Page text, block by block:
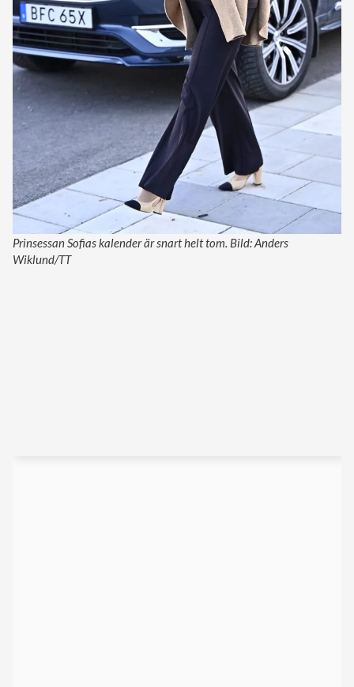
Prinsessan Sofias kalender är snart helt tom. Bild: Anders
Wiklund/TT